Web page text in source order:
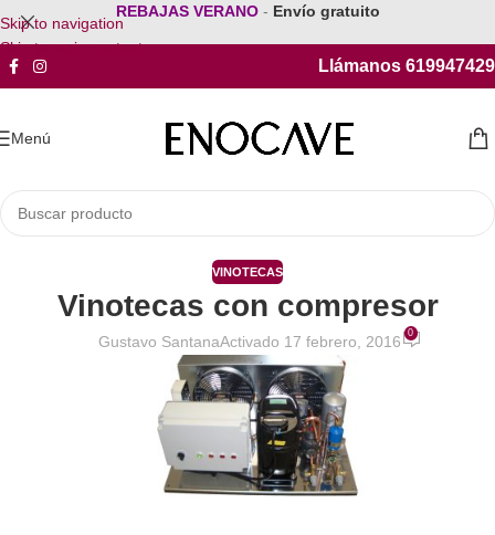
Skip to navigation
Skip to main content
REBAJAS VERANO - Envío gratuito
Llámanos 619947429
Menú
VINOTECAS
Vinotecas con compresor
Gustavo SantanaActivado 17 febrero, 2016 0